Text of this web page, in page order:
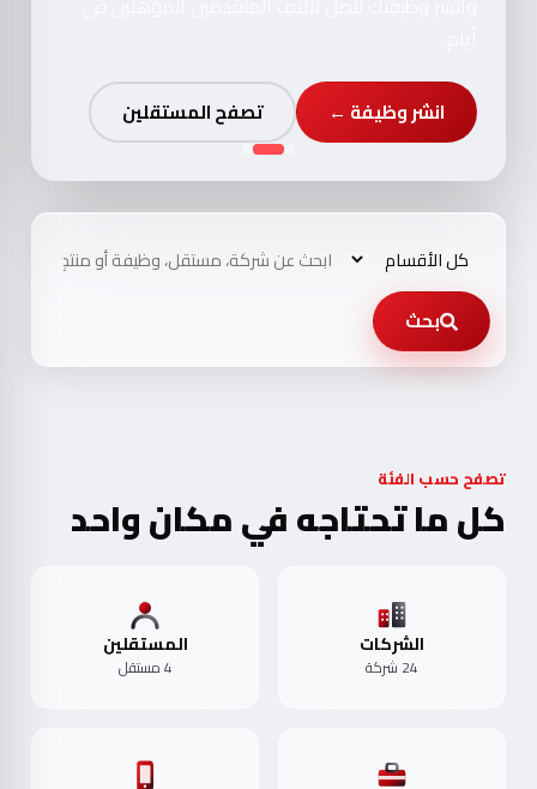
انشر وظيفة ← تصفح المستقلين
بحث
تصفح حسب الفئة
كل ما تحتاجه في مكان واحد
الشركات
24 شركة
المستقلين
4 مستقل